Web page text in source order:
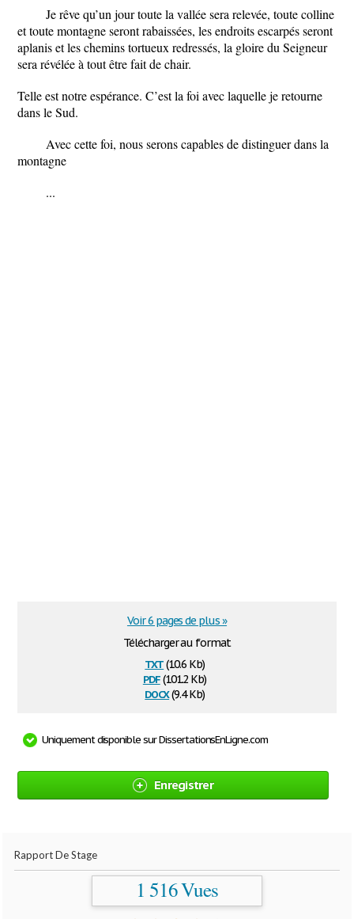
Je rêve qu’un jour toute la vallée sera relevée, toute colline
et toute montagne seront rabaissées, les endroits escarpés seront
aplanis et les chemins tortueux redressés, la gloire du Seigneur
sera révélée à tout être fait de chair.
Telle est notre espérance. C’est la foi avec laquelle je retourne
dans le Sud.
Avec cette foi, nous serons capables de distinguer dans la
montagne
...
Télécharger au format
txt(10.6 Kb)
pdf(101.2 Kb)
docx(9.4 Kb)
Voir 6 pages de plus »
Uniquement disponible sur DissertationsEnLigne.com
Enregistrer
Rapport De Stage
1 516 Vues